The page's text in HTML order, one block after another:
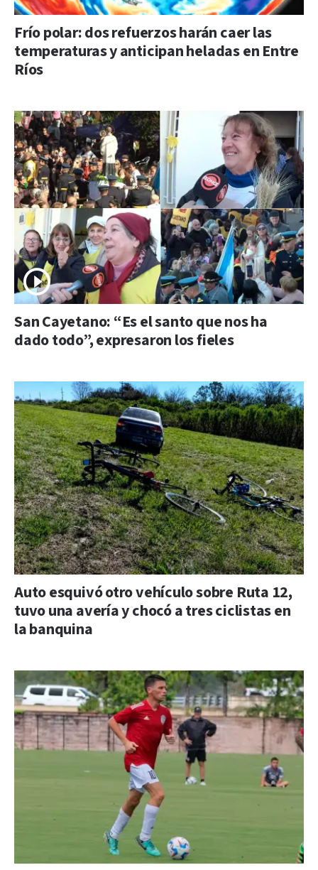
Frío polar: dos refuerzos harán caer las
temperaturas y anticipan heladas en Entre
Ríos
San Cayetano: “Es el santo que nos ha
dado todo”, expresaron los fieles
Auto esquivó otro vehículo sobre Ruta 12,
tuvo una avería y chocó a tres ciclistas en
la banquina